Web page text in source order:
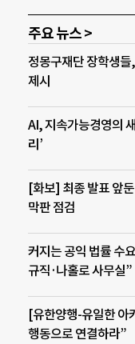
주요 뉴스 >
정몽구재단 장학생들
제시
AI, 지속가능경영의
리’
[화보] 최종 발표 앞
막판 점검
커지는 공익 법률 수
규직·나홀로 사무실”
[유한양행-유일한 아
행동으로 연결하라”